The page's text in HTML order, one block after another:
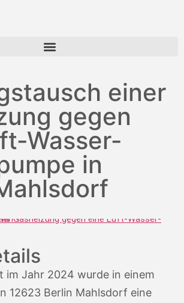
einer
gegen
Wasser-
in
im Jahr 2024 wurde in einem
12623 Berlin Mahlsdorf eine